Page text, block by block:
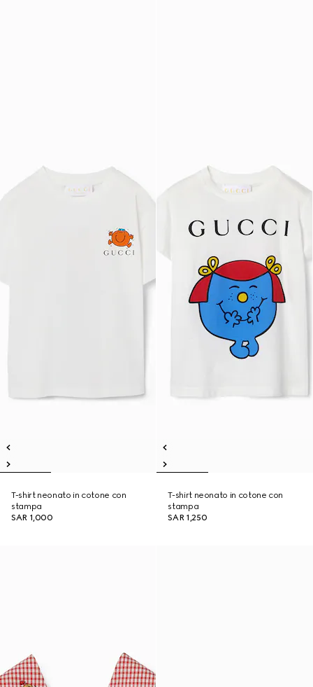
T-shirt neonato in cotone con
stampa
SAR 1,000
T-shirt neonato in cotone con
stampa
SAR 1,250